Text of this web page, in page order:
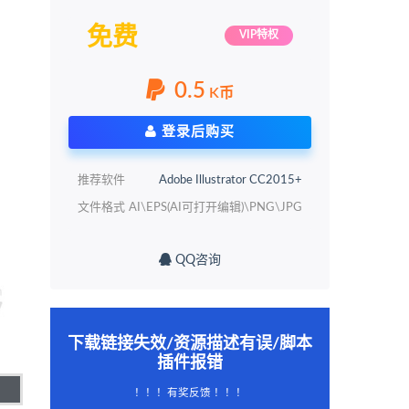
免费 VIP特权
0.5 K币
登录后购买
推荐软件 Adobe Illustrator CC2015+
文件格式 AI\EPS(AI可打开编辑)\PNG\JPG
QQ咨询
下载链接失效/资源描述有误/脚本
插件报错
！！！有奖反馈 ！！！